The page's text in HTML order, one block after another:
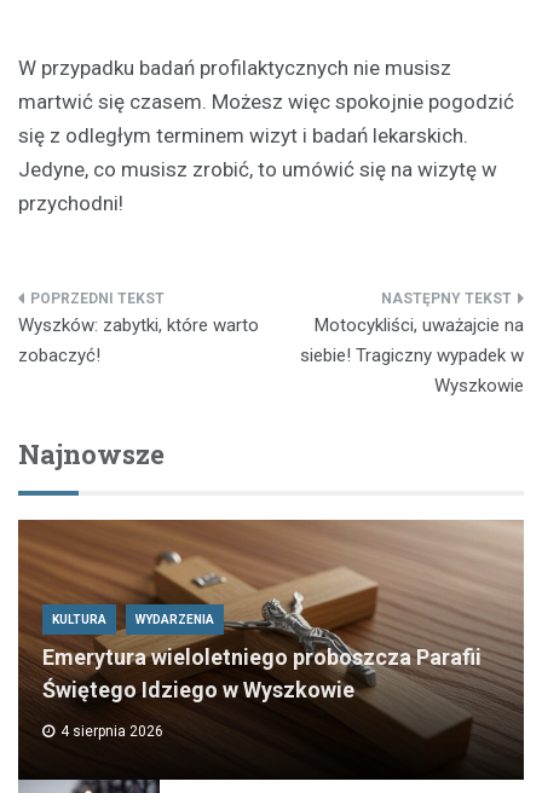
W przypadku badań profilaktycznych nie musisz
martwić się czasem. Możesz więc spokojnie pogodzić
się z odległym terminem wizyt i badań lekarskich.
Jedyne, co musisz zrobić, to umówić się na wizytę w
przychodni!
Nawigacja
wpisu
Wyszków: zabytki, które warto
zobaczyć!
Motocykliści, uważajcie na
siebie! Tragiczny wypadek w
Wyszkowie
Najnowsze
KULTURA WYDARZENIA
Emerytura wieloletniego proboszcza Parafii
Świętego Idziego w Wyszkowie
4 sierpnia 2026